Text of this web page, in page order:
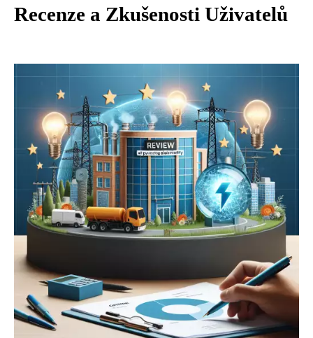
Recenze a Zkušenosti Uživatelů